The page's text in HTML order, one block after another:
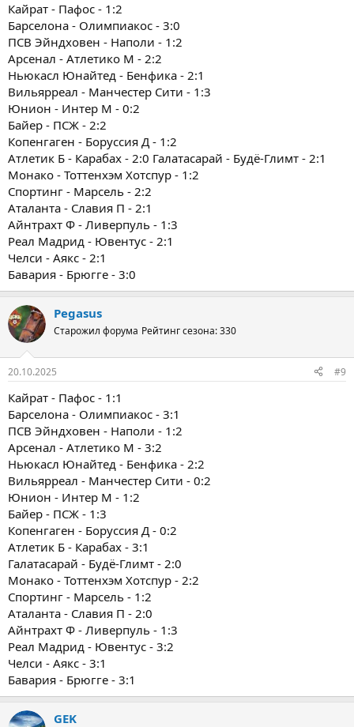
Кайрат - Пафос - 1:2
Барселона - Олимпиакос - 3:0
ПСВ Эйндховен - Наполи - 1:2
Арсенал - Атлетико М - 2:2
Ньюкасл Юнайтед - Бенфика - 2:1
Вильярреал - Манчестер Сити - 1:3
Юнион - Интер М - 0:2
Байер - ПСЖ - 2:2
Копенгаген - Боруссия Д - 1:2
Атлетик Б - Карабах - 2:0 Галатасарай - Будё-Глимт - 2:1
Монако - Тоттенхэм Хотспур - 1:2
Спортинг - Марсель - 2:2
Аталанта - Славия П - 2:1
Айнтрахт Ф - Ливерпуль - 1:3
Реал Мадрид - Ювентус - 2:1
Челси - Аякс - 2:1
Бавария - Брюгге - 3:0
Pegasus
Старожил форума Рейтинг сезона: 330
20.10.2025 #9
Кайрат - Пафос - 1:1
Барселона - Олимпиакос - 3:1
ПСВ Эйндховен - Наполи - 1:2
Арсенал - Атлетико М - 3:2
Ньюкасл Юнайтед - Бенфика - 2:2
Вильярреал - Манчестер Сити - 0:2
Юнион - Интер М - 1:2
Байер - ПСЖ - 1:3
Копенгаген - Боруссия Д - 0:2
Атлетик Б - Карабах - 3:1
Галатасарай - Будё-Глимт - 2:0
Монако - Тоттенхэм Хотспур - 2:2
Спортинг - Марсель - 1:2
Аталанта - Славия П - 2:0
Айнтрахт Ф - Ливерпуль - 1:3
Реал Мадрид - Ювентус - 3:2
Челси - Аякс - 3:1
Бавария - Брюгге - 3:1
GEK